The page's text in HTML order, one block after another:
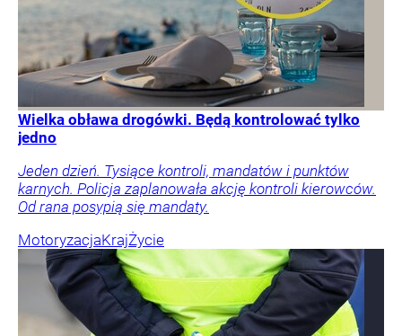
Wielka obława drogówki. Będą kontrolować tylko
jedno
Jeden dzień. Tysiące kontroli, mandatów i punktów
karnych. Policja zaplanowała akcję kontroli kierowców.
Od rana posypią się mandaty.
MotoryzacjaKrajŻycie